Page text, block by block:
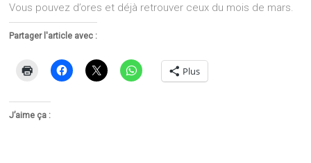
Vous pouvez d’ores et déjà retrouver ceux du mois de mars.
Partager l'article avec :
Plus
J’aime ça :